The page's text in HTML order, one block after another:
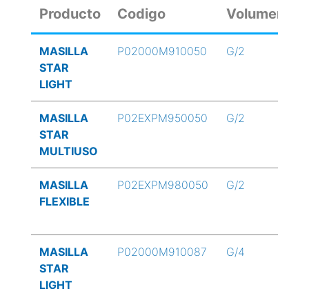
Producto Codigo Volumen
MASILLA
STAR
LIGHT
P02000M910050 G/2
MASILLA
STAR
MULTIUSO
P02EXPM950050 G/2
MASILLA
FLEXIBLE
P02EXPM980050 G/2
MASILLA
STAR
LIGHT
P02000M910087 G/4